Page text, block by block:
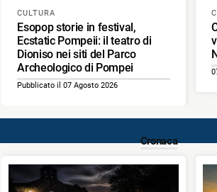
CULTURA
Esopop storie in festival,
Ecstatic Pompeii: il teatro di
Dioniso nei siti del Parco
Archeologico di Pompei
Pubblicato il 07 Agosto 2026
Cronaca